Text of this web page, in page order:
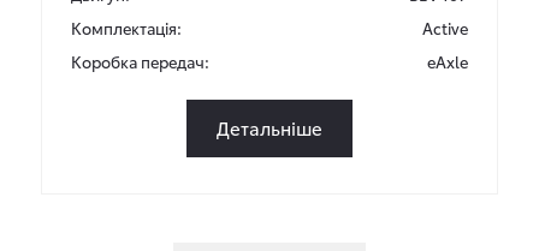
Комплектація:
Active
Коробка передач:
eAxle
Детальніше